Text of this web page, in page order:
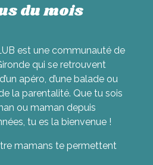
du mois
est une communauté de
qui se retrouvent
apéro, d’une balade ou
la parentalité. Que tu sois
ou maman depuis
tu es la bienvenue !
mamans te permettent